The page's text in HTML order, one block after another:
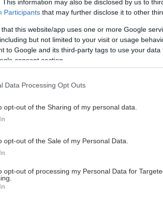
This information may also be disclosed by us to
Participants that may further disclose it to other
that this website/app uses one or more Google
but not limited to your visit or usage
to Google and its third-party tags to use your
consent section.
Data Processing Opt Outs
opt-out of the Sharing of my personal data.
opt-out of the Sale of my Personal Data.
opt-out of processing my Personal Data for
μεθόδους στην Κλινική του "Γ.
μέθοδο. Όμως, μόλις
Kappert ενθουσιάστηκα", θυμάται και
που επιτυγχάνεται με άμεση όραση, δηλαδή
πεδίο που χειρουργείς, και όχι μέσω
που το έχεις από την οθόνη και
δεξιότητες και μεγάλη καμπύλη
χειρουργείο, ενώ γίνεται σε
καρδιακής λειτουργίας κατά τη διάρκεια
αλλαγής της βαλβίδας. Για όλους αυτούς